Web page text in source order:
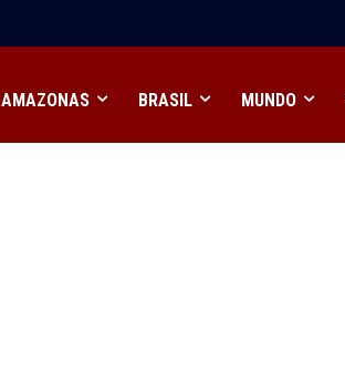
AMAZONAS BRASIL MUNDO